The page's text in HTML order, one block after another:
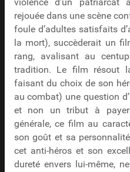
violence d’un patriarcat
rejouée dans une scène
foule d’adultes satisfaits
la mort), succèderait un
rang, avalisant au
tradition. Le film résout
faisant du choix de son
au combat) une question
et non un tribut à
générale, ce film au
son goût et sa
cet anti-héros et son
dureté envers lui-même,